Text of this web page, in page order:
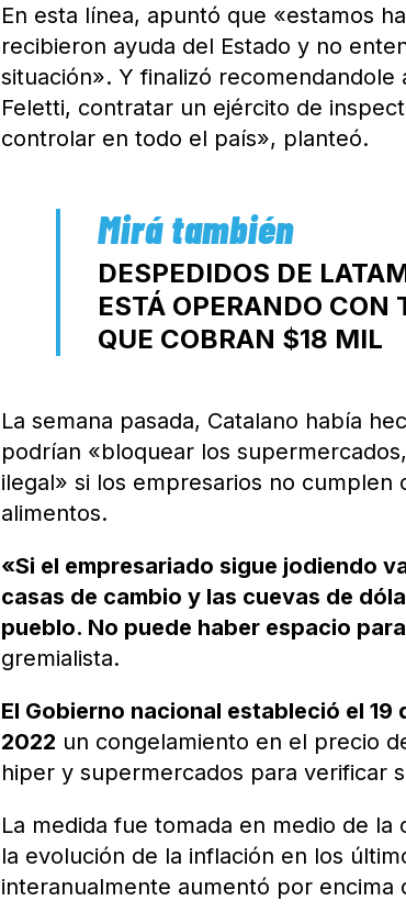
En esta línea, apuntó que «estamos
recibieron ayuda del Estado y no
situación». Y finalizó
Feletti, contratar un ejército de
controlar en todo el país», planteó.
DESPEDIDOS DE
ESTÁ OPERANDO CON
QUE COBRAN $18 MIL
La semana pasada, Catalano había
podrían «bloquear los
ilegal» si los empresarios no
alimentos.
«Si el empresariado sigue jodiendo
casas de cambio y las cuevas de
pueblo. No puede haber espacio
gremialista.
El Gobierno nacional estableció el
2022 un congelamiento en el precio
hiper y supermercados para verificar
La medida fue tomada en medio de
la evolución de la inflación en los
interanualmente aumentó por encima